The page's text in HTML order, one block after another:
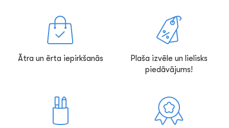
Ātra un ērta iepirkšanās
Plaša izvēle un lielisks
piedāvājums!